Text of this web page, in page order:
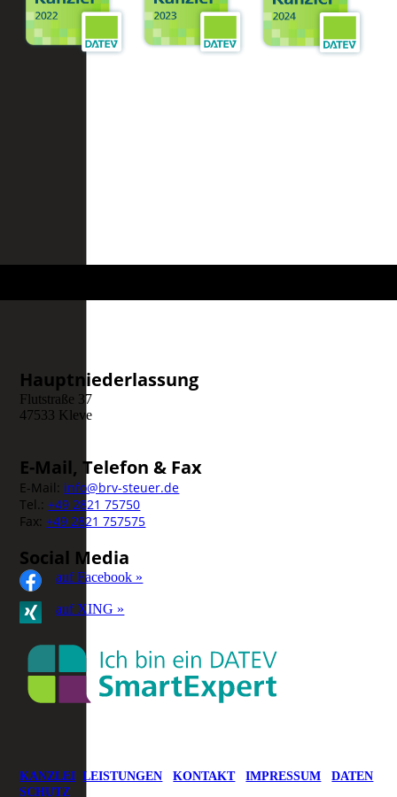
Hauptniederlassung
Flutstraße 37
47533 Kleve
E-Mail, Telefon & Fax
E-Mail: info@brv-steuer.de
Tel.:+49 2821 75750
Fax:+49 2821 757575
Social Media
auf Facebook »
auf XING »
KANZLEI LEISTUNGEN KONTAKT IMPRESSUM
DATEN
SCHUTZ